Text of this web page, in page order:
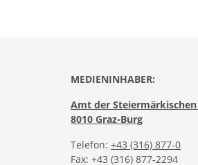
MEDIENINHABER:
Amt der
8010 Graz-Burg
Telefon: +43 (316) 877-0
Fax: +43 (316) 877-2294